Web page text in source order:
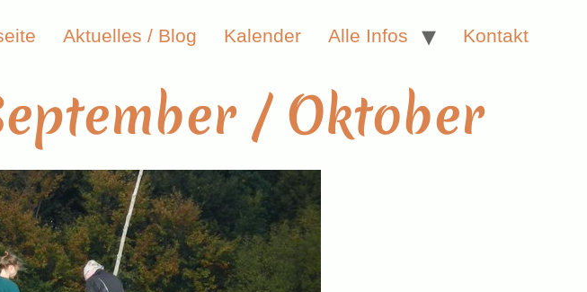
Aktuelles / Blog Kalender Alle Infos Kontakt
/ Oktober